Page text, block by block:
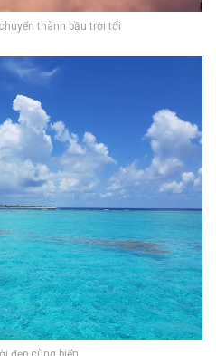
thành bầu trời tối